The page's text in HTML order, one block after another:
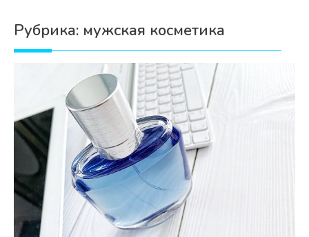
Дети
Жизнь
Хобби
Красота
Недвижимость
Рубрика: мужская косметика